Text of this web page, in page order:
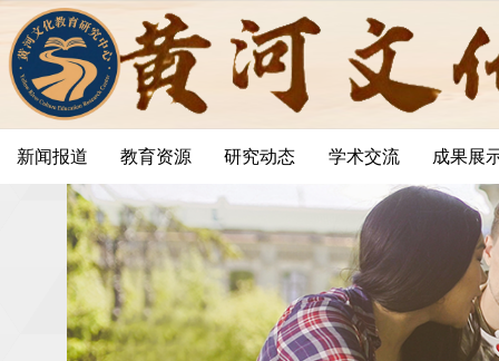
新闻报道 教育资源 研究动态 学术交流 成果展